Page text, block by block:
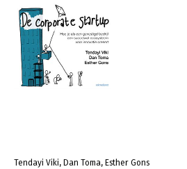
Tendayi Viki, Dan Toma, Esther Gons